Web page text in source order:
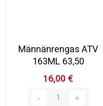
Männänrengas ATV
163ML 63,50
16,00 €